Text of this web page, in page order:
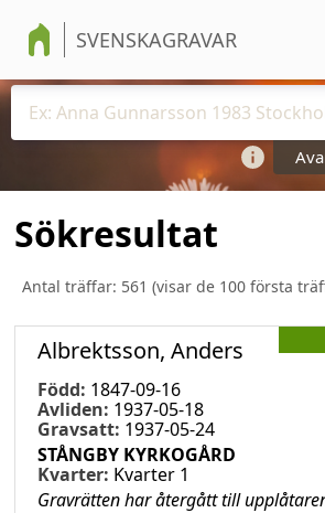
SVENSKAGRAVAR
Sökresultat
Antal träffar: 561 (visar de 100 första
Albrektsson, Anders
Född: 1847-09-16
Avliden: 1937-05-18
Gravsatt: 1937-05-24
STÅNGBY KYRKOGÅRD
Kvarter: Kvarter 1
Gravrätten har återgått till